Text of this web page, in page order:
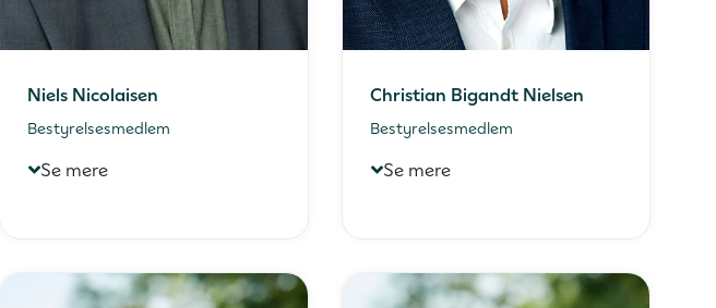
Niels Nicolaisen
Bestyrelsesmedlem
Se mere
Christian Bigandt Nielsen
Bestyrelsesmedlem
Se mere